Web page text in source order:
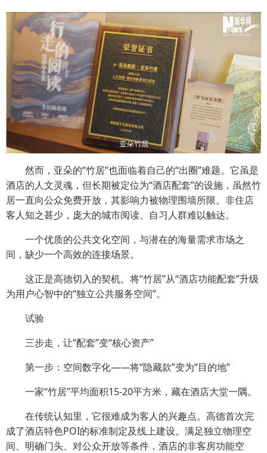
然而，亚朵的“竹居”也面临着自己的“出圈”难题。它虽是
酒店的人文灵魂，但长期被定位为“酒店配套”的设施，虽然竹
居一直向公众免费开放，其影响力被物理围墙所限。非住店
客人知之甚少，庞大的城市阅读、自习人群难以触达。
一个优质的公共文化空间，与潜在的海量需求市场之
间，缺少一个高效的连接场景。
这正是高德切入的契机。将“竹居”从“酒店功能配套”升级
为用户心智中的“独立公共服务空间”。
试验
三步走，让“配套”变“核心资产”
第一步：空间数字化——将“隐藏款”变为“目的地”
一家“竹居”平均面积15-20平方米，藏在酒店大堂一隅。
在传统认知里，它很难成为客人的兴趣点。高德首次完
成了酒店特色POI的标准制定及线上建设。满足独立物理空
间、明确门头、对公众开放等条件，酒店的非客房功能空